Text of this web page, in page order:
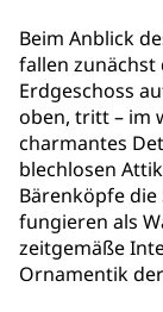
Beim Anblick
fallen zunächst
Erdgeschoss
oben, tritt – im
charmantes
blechlosen
Bärenköpfe
fungieren als
zeitgemäße
Ornamentik